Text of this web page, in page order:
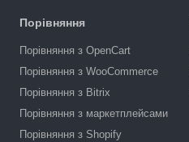
Порівняння
Порівняння з OpenCart
Порівняння з WooCommerce
Порівняння з Bitrix
Порівняння з маркетплейсами
Порівняння з Shopify